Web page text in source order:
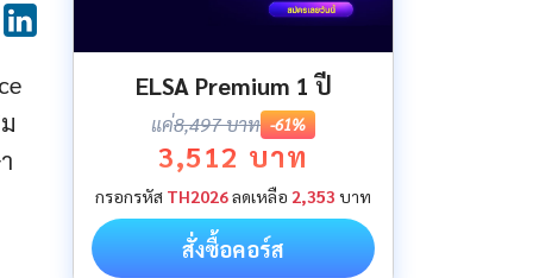
ELSA Premium 1 ปี
แค่8,497 บาท -61%
3,512 บาท
กรอกรหัส TH2026ลดเหลือ 2,353 บาท
สั่งซื้อคอร์ส